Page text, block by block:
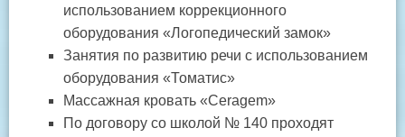
использованием коррекционного
оборудования «Логопедический замок»
Занятия по развитию речи с использованием
оборудования «Томатис»
Массажная кровать «Ceragem»
По договору со школой № 140 проходят